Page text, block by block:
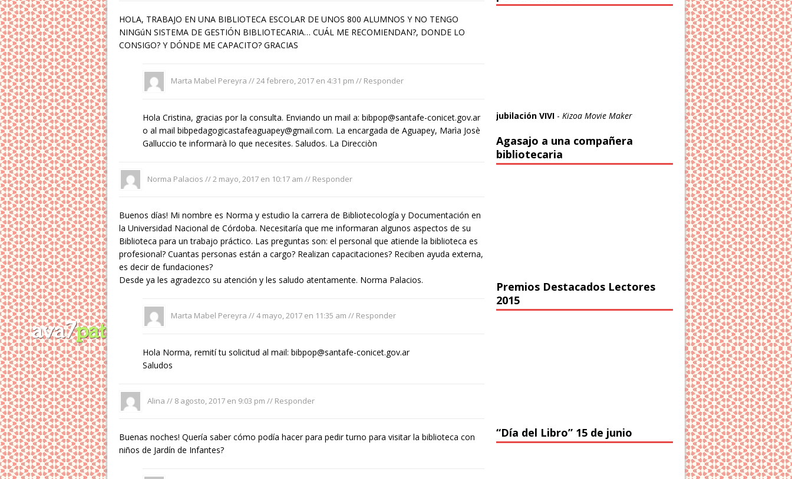
HOLA, TRABAJO EN UNA BIBLIOTECA ESCOLAR DE UNOS 800 ALUMNOS Y NO TENGO
NINGúN SISTEMA DE GESTIÓN BIBLIOTECARIA… CUÁL ME RECOMIENDAN?, DONDE LO
CONSIGO? Y DÓNDE ME CAPACITO? GRACIAS
Marta Mabel Pereyra //24 febrero, 2017 en 4:31 pm // Responder
Hola Cristina, gracias por la consulta. Enviando un mail a: bibpop@santafe-conicet.gov.ar
o al mail bibpedagogicastafeaguapey@gmail.com. La encargada de Aguapey, Marìa Josè
Galluccio te informarà lo que necesites. Saludos. La Direcciòn
Norma Palacios // 2 mayo, 2017 en 10:17 am // Responder
Buenos días! Mi nombre es Norma y estudio la carrera de Bibliotecología y Documentación en
la Universidad Nacional de Córdoba. Necesitaría que me informaran algunos aspectos de su
Biblioteca para un trabajo práctico. Las preguntas son: el personal que atiende la biblioteca es
profesional? Cuantas personas están a cargo? Realizan capacitaciones? Reciben ayuda externa,
es decir de fundaciones?
Desde ya les agradezco su atención y les saludo atentamente. Norma Palacios.
Marta Mabel Pereyra //4 mayo, 2017 en 11:35 am // Responder
Hola Norma, remití tu solicitud al mail: bibpop@santafe-conicet.gov.ar
Saludos
Alina // 8 agosto, 2017 en 9:03 pm // Responder
Buenas noches! Quería saber cómo podía hacer para pedir turno para visitar la biblioteca con
niños de Jardín de Infantes?
jubilación VIVI - Kizoa Movie Maker
Agasajo a una compañera
bibliotecaria
Premios Destacados Lectores
2015
“Día del Libro” 15 de junio